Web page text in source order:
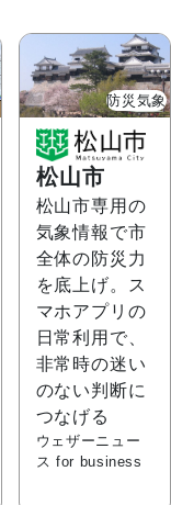
防災気象
松山市
松山市専用の
気象情報で市
全体の防災力
を底上げ。ス
マホアプリの
日常利用で、
非常時の迷い
のない判断に
つなげる
ウェザーニュー
ス for business